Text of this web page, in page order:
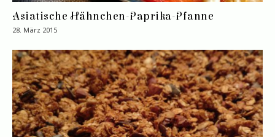
Asiatische Hähnchen-Paprika-Pfanne
28. März 2015